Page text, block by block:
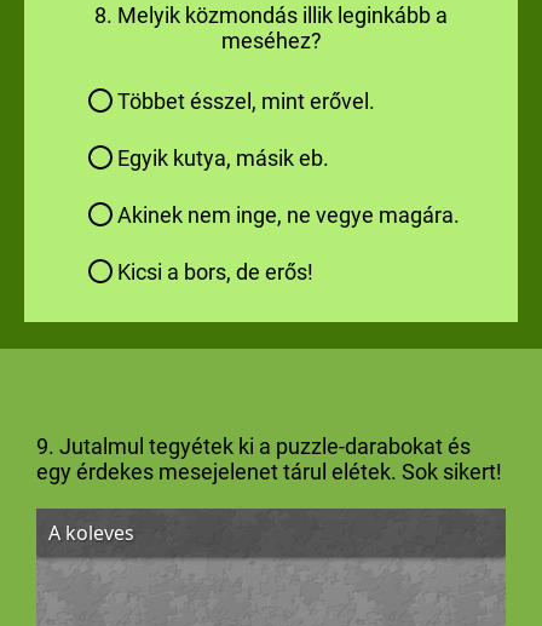
8. Melyik közmondás illik leginkább a
meséhez?
Többet ésszel, mint erővel.
Egyik kutya, másik eb.
Akinek nem inge, ne vegye magára.
Kicsi a bors, de erős!
9. Jutalmul tegyétek ki a puzzle-darabokat és
egy érdekes mesejelenet tárul elétek. Sok sikert!